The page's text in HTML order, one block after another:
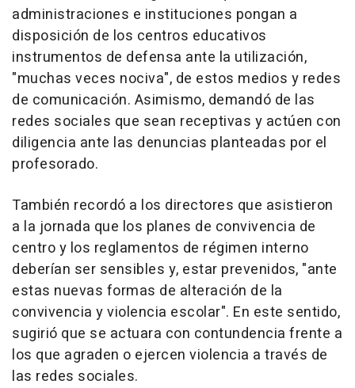
administraciones e instituciones pongan a
disposición de los centros educativos
instrumentos de defensa ante la utilización,
"muchas veces nociva", de estos medios y redes
de comunicación. Asimismo, demandó de las
redes sociales que sean receptivas y actúen con
diligencia ante las denuncias planteadas por el
profesorado.
También recordó a los directores que asistieron
a la jornada que los planes de convivencia de
centro y los reglamentos de régimen interno
deberían ser sensibles y, estar prevenidos, "ante
estas nuevas formas de alteración de la
convivencia y violencia escolar". En este sentido,
sugirió que se actuara con contundencia frente a
los que agraden o ejercen violencia a través de
las redes sociales.